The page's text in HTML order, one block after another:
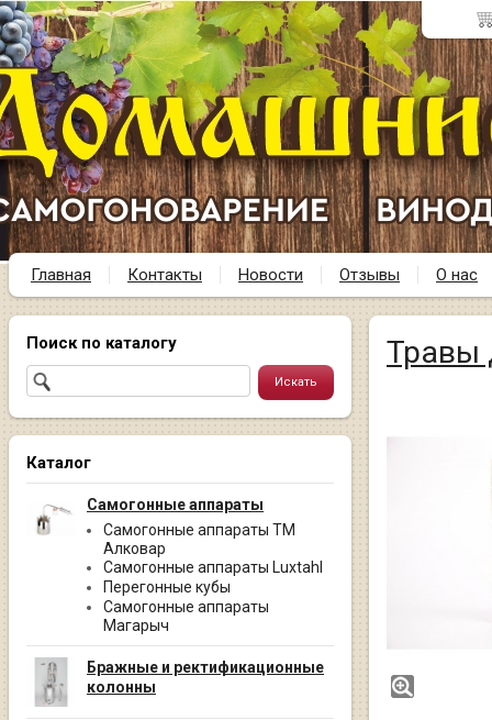
Главная Контакты Новости Отзывы О нас
Поиск по каталогу
Каталог
Самогонные аппараты
Самогонные аппараты ТМ
Алковар
Самогонные аппараты Luxtahl
Перегонные кубы
Самогонные аппараты
Магарыч
Бражные и ректификационные
колонны
Травы